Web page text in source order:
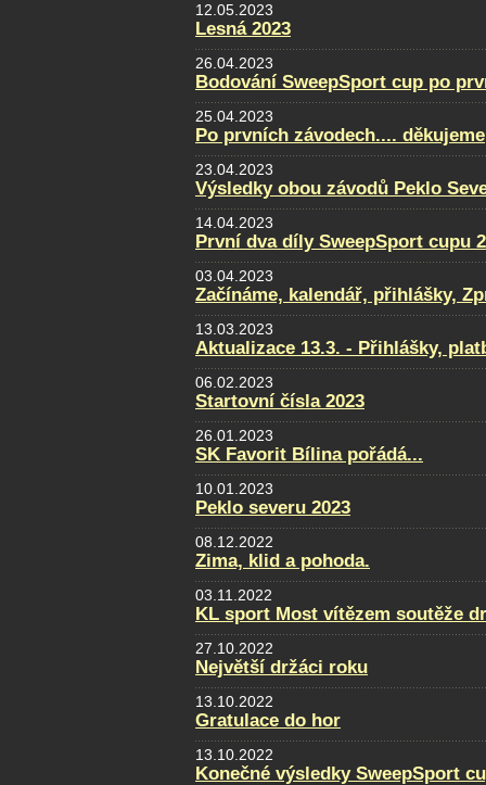
12.05.2023
Lesná 2023
26.04.2023
Bodování SweepSport cup po
25.04.2023
Po prvních závodech.... děkujeme
23.04.2023
Výsledky obou závodů Peklo
14.04.2023
První dva díly SweepSport cupu
03.04.2023
Začínáme, kalendář, přihlášky,
13.03.2023
Aktualizace 13.3. - Přihlášky,
06.02.2023
Startovní čísla 2023
26.01.2023
SK Favorit Bílina pořádá...
10.01.2023
Peklo severu 2023
08.12.2022
Zima, klid a pohoda.
03.11.2022
KL sport Most vítězem soutěže
27.10.2022
Největší držáci roku
13.10.2022
Gratulace do hor
13.10.2022
Konečné výsledky SweepSport